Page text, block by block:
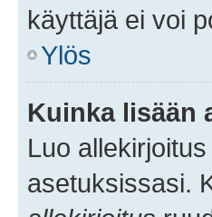
käyttäjä ei voi
Ylös
Kuinka lisään
Luo
asetuksissasi.